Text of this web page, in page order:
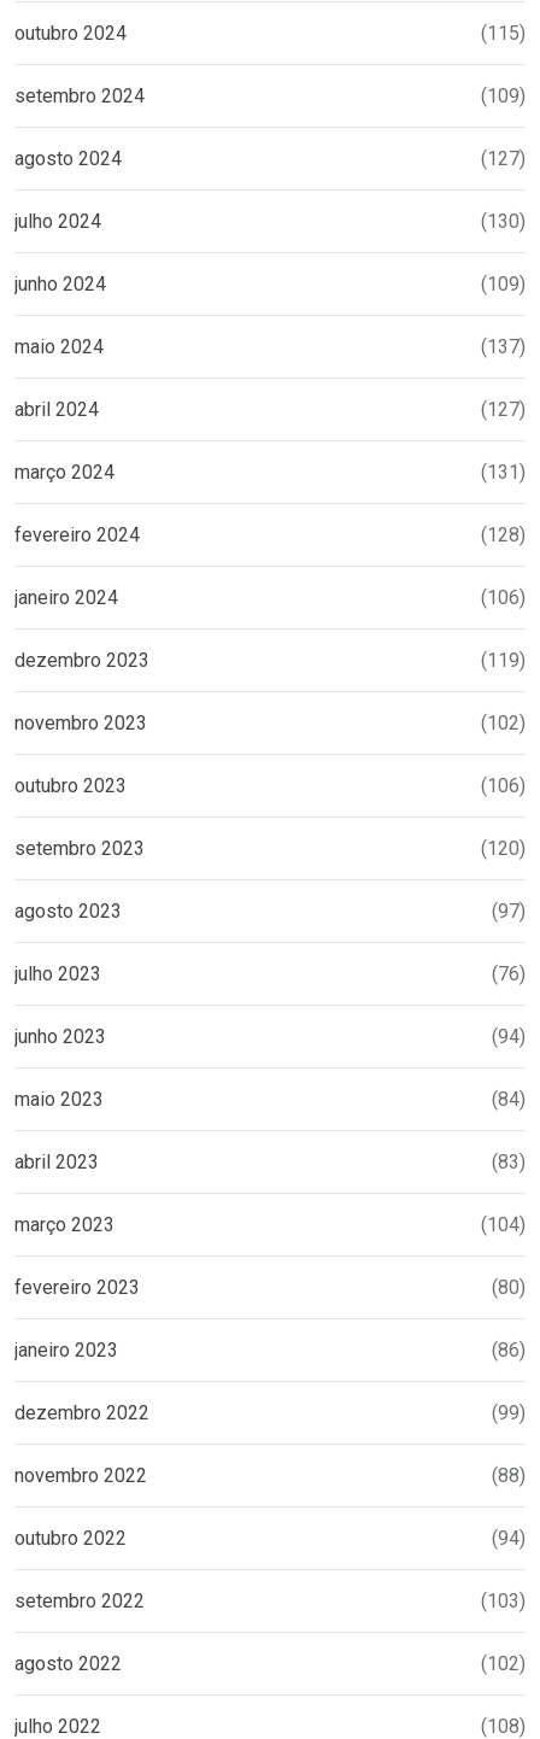
outubro 2024 (115)
setembro 2024 (109)
agosto 2024 (127)
julho 2024 (130)
junho 2024 (109)
maio 2024 (137)
abril 2024 (127)
março 2024 (131)
fevereiro 2024 (128)
janeiro 2024 (106)
dezembro 2023 (119)
novembro 2023 (102)
outubro 2023 (106)
setembro 2023 (120)
agosto 2023 (97)
julho 2023 (76)
junho 2023 (94)
maio 2023 (84)
abril 2023 (83)
março 2023 (104)
fevereiro 2023 (80)
janeiro 2023 (86)
dezembro 2022 (99)
novembro 2022 (88)
outubro 2022 (94)
setembro 2022 (103)
agosto 2022 (102)
julho 2022 (108)